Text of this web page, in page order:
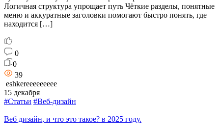
Логичная структура упрощает путь Чёткие разделы, понятные
меню и аккуратные заголовки помогают быстро понять, где
находится […]
0
0
39
eshkereeeeeeeee
15 декабря
#Статьи #Веб-дизайн
Веб дизайн, и что это такое? в 2025 году.